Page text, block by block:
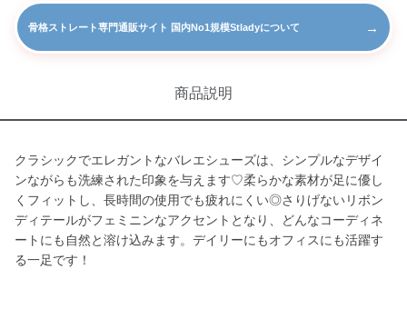
骨格ストレート専門通販サイト 国内No1規模Stladyについて →
商品説明
クラシックでエレガントなバレエシューズは、シンプルなデザイ
ンながらも洗練された印象を与えます♡柔らかな素材が足に優し
くフィットし、長時間の使用でも疲れにくい◎さりげないリボン
ディテールがフェミニンなアクセントとなり、どんなコーディネ
ートにも自然と溶け込みます。デイリーにもオフィスにも活躍す
る一足です！